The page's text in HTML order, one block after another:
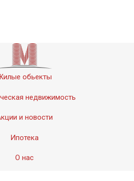
обьекты
недвижимость
и новости
Ипотека
О нас